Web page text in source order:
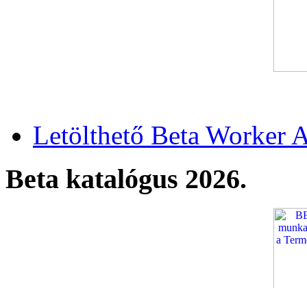
Letölthető Beta Worker
Beta katalógus 2026.